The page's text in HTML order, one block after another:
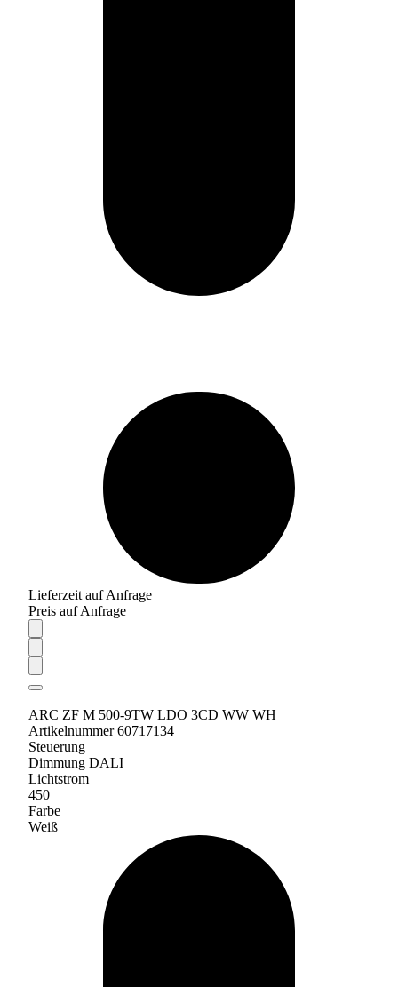
Lieferzeit auf Anfrage
Preis auf Anfrage
ARC ZF M 500-9TW LDO 3CD WW WH
Artikelnummer 60717134
Steuerung
Dimmung DALI
Lichtstrom
450
Farbe
Weiß